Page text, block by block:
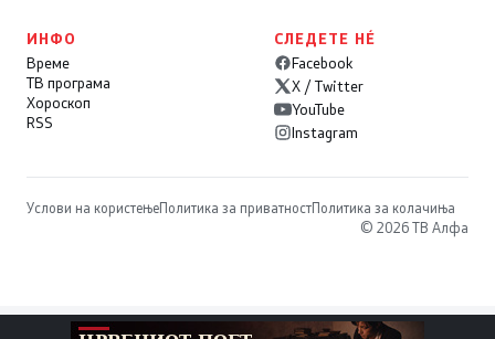
ИНФО
Време
ТВ програма
Хороскоп
RSS
СЛЕДЕТЕ НÉ
Facebook
X / Twitter
YouTube
Instagram
Услови на користењеПолитика за приватностПолитика за колачиња
© 2026 ТВ Алфа